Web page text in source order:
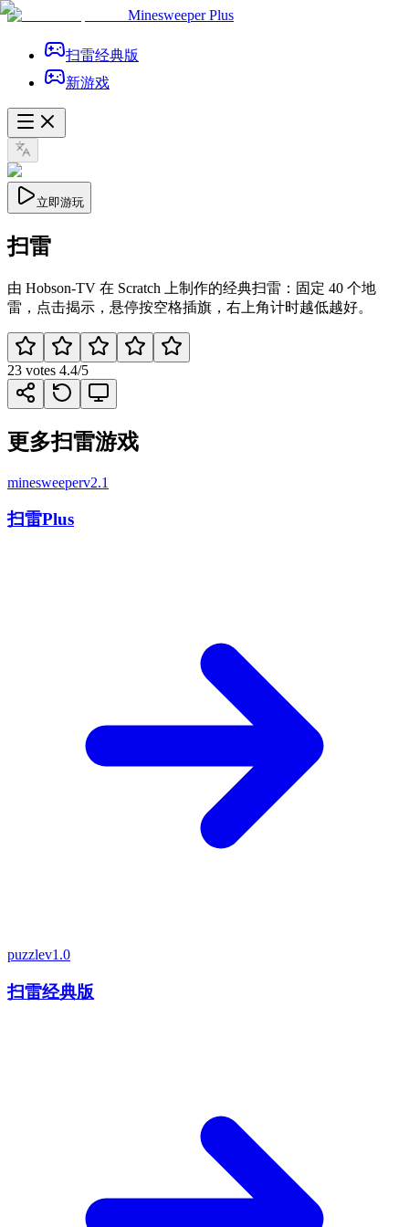
Minesweeper Plus
扫雷经典版
新游戏
立即游玩
扫雷
由 Hobson-TV 在 Scratch 上制作的经典扫雷：固定 40 个地
雷，点击揭示，悬停按空格插旗，右上角计时越低越好。
23 votes 4.4/5
更多扫雷游戏
minesweeperv2.1
扫雷Plus
puzzlev1.0
扫雷经典版